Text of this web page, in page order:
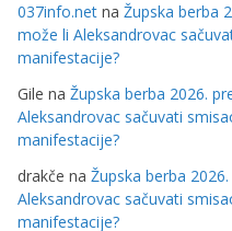
037info.net na Župska berba
može li Aleksandrovac
manifestacije?
Gile na Župska berba 2026.
Aleksandrovac sačuvati
manifestacije?
drakče na Župska berba
Aleksandrovac sačuvati
manifestacije?